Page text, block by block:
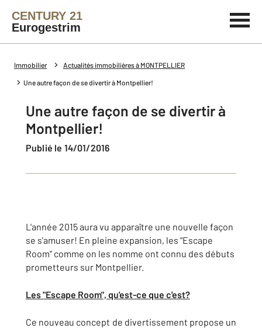
CENTURY 21
Eurogestrim
Immobilier Actualités immobilières à MONTPELLIER
Une autre façon de se divertir à Montpellier!
Une autre façon de se divertir à
Montpellier!
Publié le 14/01/2016
L'année 2015 aura vu apparaître une nouvelle façon
se s'amuser! En pleine expansion, les "Escape
Room" comme on les nomme ont connu des débuts
prometteurs sur Montpellier.
Les "Escape Room", qu'est-ce que c'est?
Ce nouveau concept de divertissement propose un